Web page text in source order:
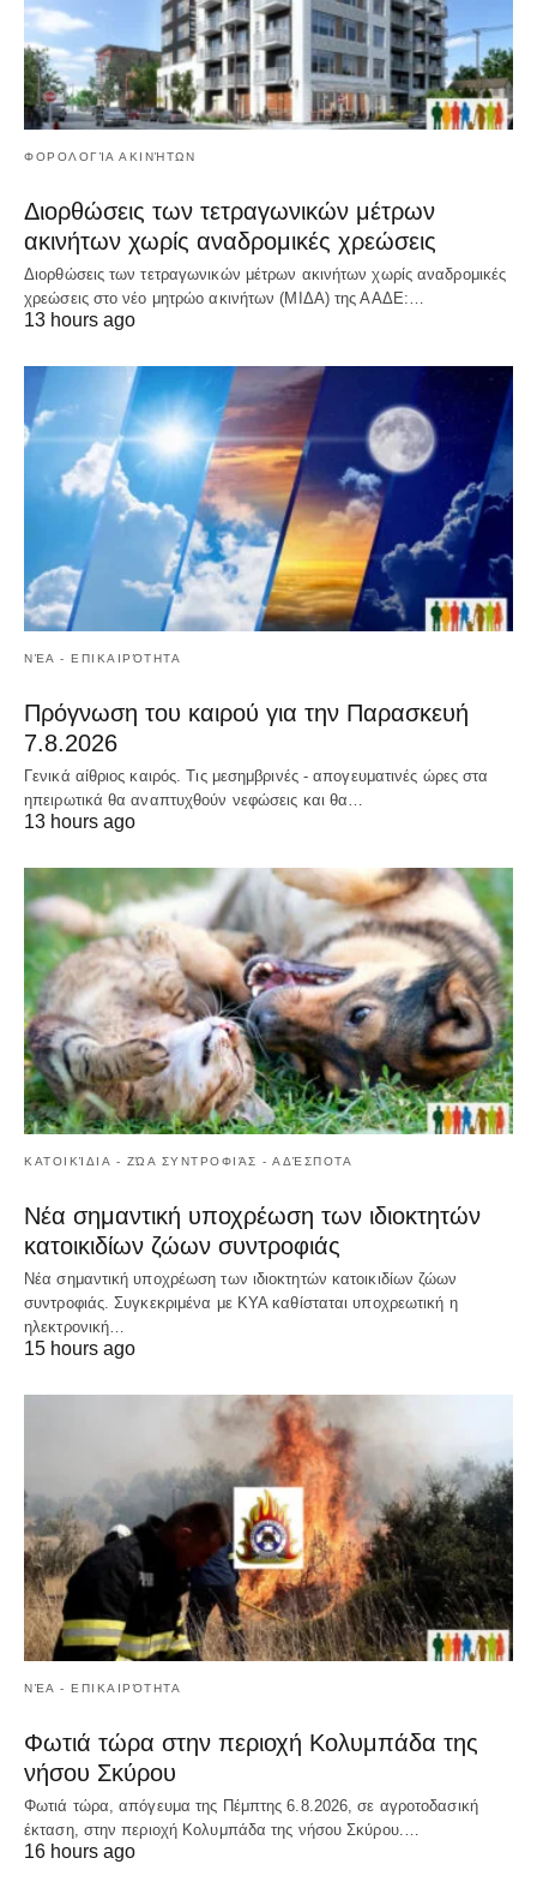
ΦΟΡΟΛΟΓΊΑ ΑΚΙΝΉΤΩΝ
Διορθώσεις των τετραγωνικών μέτρων
ακινήτων χωρίς αναδρομικές χρεώσεις
Διορθώσεις των τετραγωνικών μέτρων ακινήτων χωρίς αναδρομικές
χρεώσεις στο νέο μητρώο ακινήτων (ΜΙΔΑ) της ΑΑΔΕ:…
13 hours ago
ΝΈΑ - ΕΠΙΚΑΙΡΌΤΗΤΑ
Πρόγνωση του καιρού για την Παρασκευή
7.8.2026
Γενικά αίθριος καιρός. Τις μεσημβρινές - απογευματινές ώρες στα
ηπειρωτικά θα αναπτυχθούν νεφώσεις και θα…
13 hours ago
ΚΑΤΟΙΚΊΔΙΑ - ΖΏΑ ΣΥΝΤΡΟΦΙΆΣ - ΑΔΈΣΠΟΤΑ
Νέα σημαντική υποχρέωση των ιδιοκτητών
κατοικιδίων ζώων συντροφιάς
Νέα σημαντική υποχρέωση των ιδιοκτητών κατοικιδίων ζώων
συντροφιάς. Συγκεκριμένα με ΚΥΑ καθίσταται υποχρεωτική η
ηλεκτρονική…
15 hours ago
ΝΈΑ - ΕΠΙΚΑΙΡΌΤΗΤΑ
Φωτιά τώρα στην περιοχή Κολυμπάδα της
νήσου Σκύρου
Φωτιά τώρα, απόγευμα της Πέμπτης 6.8.2026, σε αγροτοδασική
έκταση, στην περιοχή Κολυμπάδα της νήσου Σκύρου.…
16 hours ago